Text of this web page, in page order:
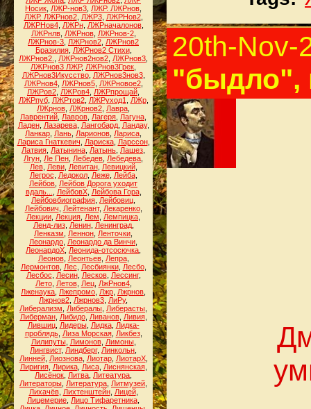
Носик ЛЖР-нов3 ЛЖР. ЛЖРнов
ЛЖР. ЛЖРнов2, ЛЖР3, ЛЖРНов2,
ЛЖРНов4, ЛЖРн, ЛЖРначалонов,
ЛЖРнлв, ЛЖРнов, ЛЖРнов-2,
ЛЖРнов-3 ЛЖРнов2 ЛЖРнов2
Бразилия, ЛЖРнов2 Стихи,
ЛЖРнов2.
ЛЖРнов2нов2 ЛЖРнов3
ЛЖРнов3 ЛЖР, ЛЖРнов3Грек
ЛЖРнов3Икусство, ЛЖРнов3нов3,
ЛЖРнов4, ЛЖРнов5, ЛЖРновое2,
ЛЖРов2 ЛЖРов4 ЛЖРпрощай
ЛЖРпуб, ЛЖРтов2, ЛЖРуход1 ЛЖр,
ЛЖрнов ЛЖрнов2 Лавра
Лаврентий Лавров Лагеря Лагуна
Ладен, Лазарева, Лангобард, Ландау,
Ланкар Лань Ларионов Лариса
Лариса Гнаткевич
Лариска, Ларссон,
Латвия Латынина Латынь Лашез
Лгун Ле Пен Лебедев Лебедева
Лев, Леви, Левитан, Левицкий,
Легрос
Ледокол, Леже, Лейба,
Лейбов Лейбов Дорога уходит
вдаль...
ЛейбовХ, Лейбова Гора,
Лейбовбиография Лейбовиц
Лейбович
Лейтенант, Лекаренко,
Лекции Лекция Лем Лемпицка
Ленд-лиз, Ленин, Ленинград,
Ленказм
Леннон Ленточки
Леонардо Леонардо да Винчи
ЛеонардоХ Леонида-отсосючка
Леонов, Леонтьев, Лепра,
Лермонтов, Лес Лесбиянки, Лесбо,
Лесбос
Лесин, Лесков, Лессинг,
Лето, Летов, Лец, ЛжРнов4,
Лженаука Лжепромо Лжр Лжрнов
Лжрнов2 Лжрнов3 ЛиРу,
Либерализм
Либералы Либерасты
Либерман, Либидо, Ливанов, Ливия,
Лившиц, Лидеры, Лидка, Лидка-
проблядь, Лиза Морская, Ликбез,
Лилипуты, Лимонов, Лимоны,
Лингвист, Линдберг, Линкольн
Линней, Лиознова, Лиотар, ЛиотарХ,
Лиригия, Лирика, Лиса, Лиснянская,
Лисёнок Литва Литеатура
Литераторы Литература Литмузей
Лихачёв, Лихтенштейн, Лицей,
Лицемерие Лицо Тифаретника
20th-Nov-
"быдло",